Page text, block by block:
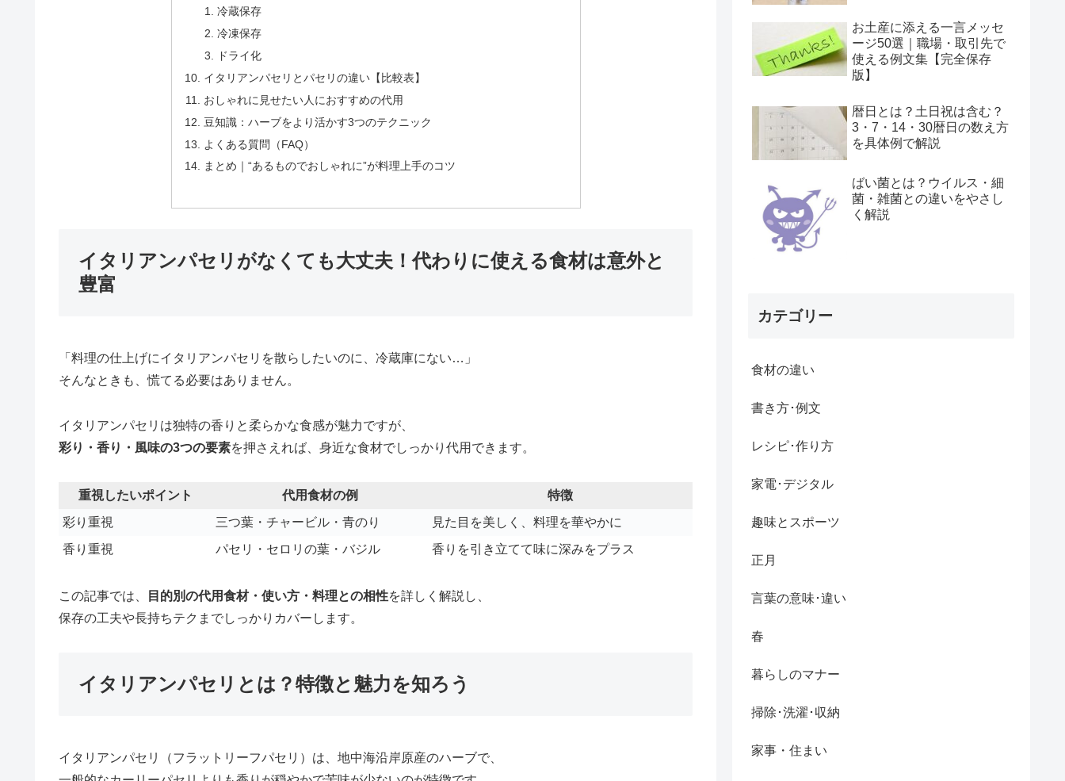
冷蔵保存
冷凍保存
ドライ化
イタリアンパセリとパセリの違い【比較表】
おしゃれに見せたい人におすすめの代用
豆知識：ハーブをより活かす3つのテクニック
よくある質問（FAQ）
まとめ｜“あるものでおしゃれに”が料理上手のコツ
イタリアンパセリがなくても大丈夫！代わりに使える食材は意外と
豊富
「料理の仕上げにイタリアンパセリを散らしたいのに、冷蔵庫にない…」
そんなときも、慌てる必要はありません。
イタリアンパセリは独特の香りと柔らかな食感が魅力ですが、
彩り・香り・風味の3つの要素を押さえれば、身近な食材でしっかり代用できます。
重視したいポイント 代用食材の例
特徴
彩り重視
三つ葉・チャービル・青のり
見た目を美しく、料理を華やかに
香り重視
パセリ・セロリの葉・バジル 香りを引き立てて味に深みをプラス
この記事では、 目的別の代用食材・使い方・料理との相性を詳しく解説し、
保存の工夫や長持ちテクまでしっかりカバーします。
イタリアンパセリとは？特徴と魅力を知ろう
イタリアンパセリ（フラットリーフパセリ）は、地中海沿岸原産のハーブで、
お土産に添える一言メッセ
ージ50選｜職場・取引先で
使える例文集【完全保存
版】
暦日とは？土日祝は含む？
3・7・14・30暦日の数え方
を具体例で解説
ばい菌とは？ウイルス・細
菌・雑菌との違いをやさし
く解説
カテゴリー
食材の違い
書き方･例文
レシピ･作り方
家電･デジタル
趣味とスポーツ
正月
言葉の意味･違い
春
暮らしのマナー
掃除･洗濯･収納
家事・住まい